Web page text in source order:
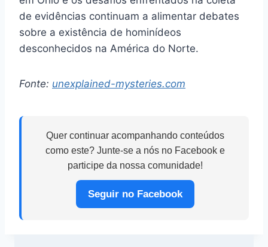
de evidências continuam a alimentar debates
sobre a existência de hominídeos
desconhecidos na América do Norte.
Fonte: unexplained-mysteries.com
Quer continuar acompanhando conteúdos
como este? Junte-se a nós no Facebook e
participe da nossa comunidade!
Seguir no Facebook